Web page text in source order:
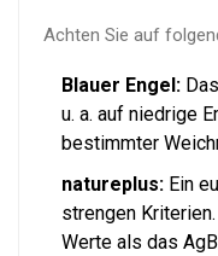
Achten Sie auf
Blauer Engel:
u. a. auf niedrige
bestimmter
natureplus: Ein
strengen
Werte als das